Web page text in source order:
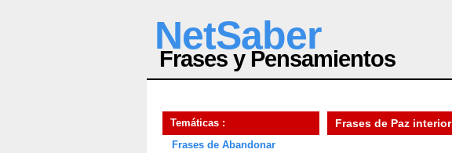
NetSaber
Frases y Pensamientos
Temáticas :
Frases de Abandonar
Frases de Paz interior